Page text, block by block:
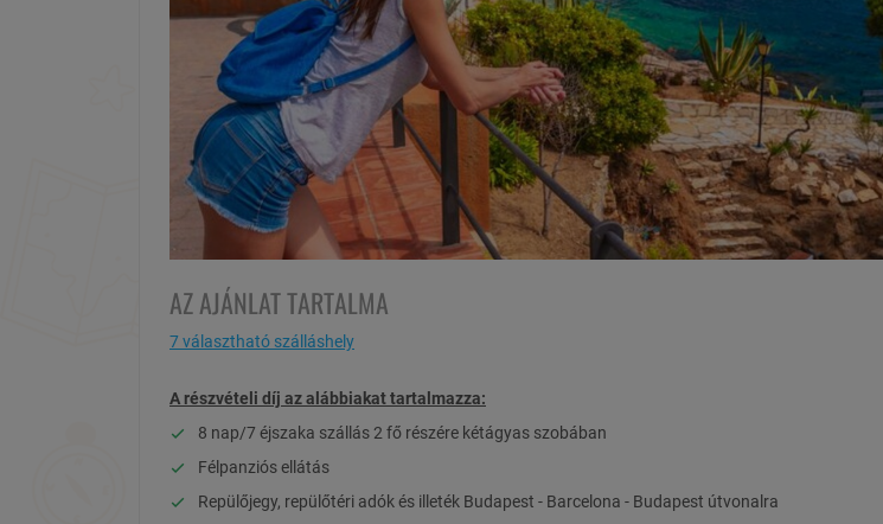
AZ AJÁNLAT TARTALMA
7 választható szálláshely
A részvételi díj az alábbiakat tartalmazza:
8 nap/7 éjszaka szállás 2 fő részére kétágyas szobában
Félpanziós ellátás
Repülőjegy, repülőtéri adók és illeték Budapest - Barcelona - Budapest útvonalra